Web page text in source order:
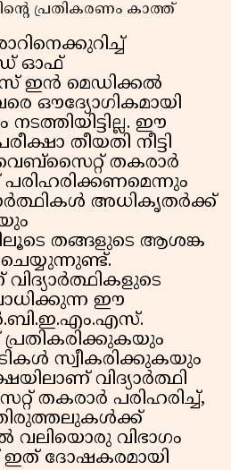
പ്രതികരണം കാത്ത്
ഓഫ്
ഇൻ മെഡിക്കൽ
ഔദ്യോഗികമായി
ഈ
തീയതി നീട്ടി
തകരാർ
പരിഹരിക്കണമെന്നും
അധികൃതർക്ക്
തങ്ങളുടെ ആശങ്ക
ഈ
പ്രതികരിക്കുകയും
സ്വീകരിക്കുകയും
വിദ്യാർത്ഥി
തകരാർ പരിഹരിച്ച്,
വലിയൊരു വിഭാഗം
ഇത് ദോഷകരമായി